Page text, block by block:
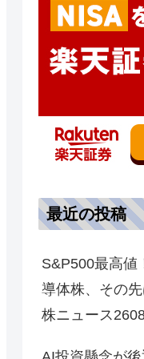
最近の投稿
S&P500最高値
導体株、その
株ニュース